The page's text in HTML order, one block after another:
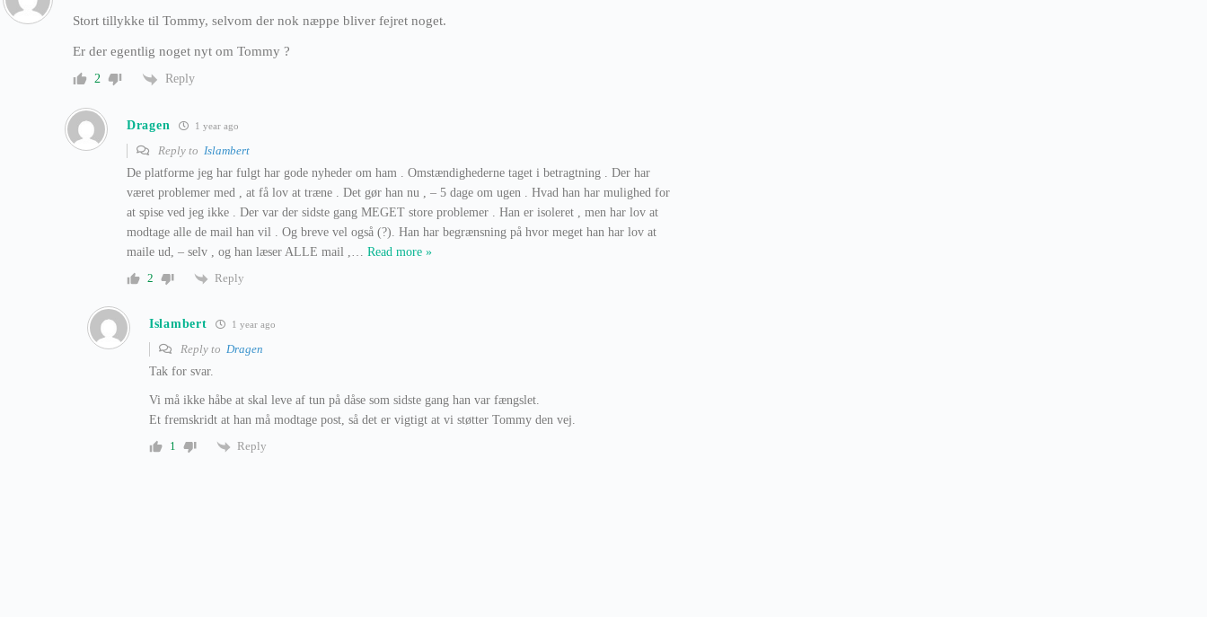
Stort tillykke til Tommy, selvom der nok næppe bliver fejret noget.
Er der egentlig noget nyt om Tommy ?
2 Reply
Dragen 1 year ago
Reply to Islambert
De platforme jeg har fulgt har gode nyheder om ham . Omstændighederne taget i betragtning . Der har
været problemer med , at få lov at træne . Det gør han nu , – 5 dage om ugen . Hvad han har mulighed for
at spise ved jeg ikke . Der var der sidste gang MEGET store problemer . Han er isoleret , men har lov at
modtage alle de mail han vil . Og breve vel også (?). Han har begrænsning på hvor meget han har lov at
maile ud, – selv , og han læser ALLE mail ,
Read more »
2
Reply
Islambert 1 year ago
Reply to Dragen
Tak for svar.
Vi må ikke håbe at skal leve af tun på dåse som sidste gang han var fængslet.
Et fremskridt at han må modtage post, så det er vigtigt at vi støtter Tommy den vej.
1
Reply